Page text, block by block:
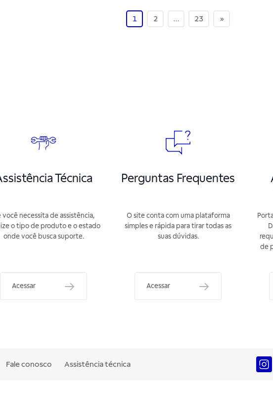
1 2 … 23 »
Técnica
você necessita de assistência,
o tipo de produto e o estado
onde você busca suporte.
Acessar
Perguntas Frequentes
O site conta com uma plataforma
simples e rápida para tirar todas as
suas dúvidas.
Acessar
de
Fale conosco Assistência técnica